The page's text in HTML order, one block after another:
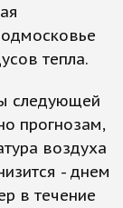
тепла.
следующей
прогнозам,
воздуха
- днем
в течение